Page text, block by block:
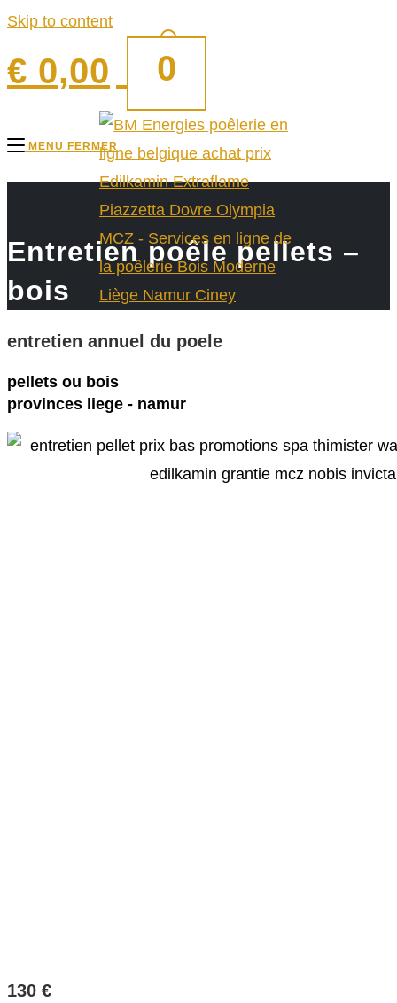
Skip to content
€ 0,00 0
MENU FERMER
Entretien poêle pellets –
bois
entretien annuel du poele
pellets ou bois
provinces liege - namur
130 €